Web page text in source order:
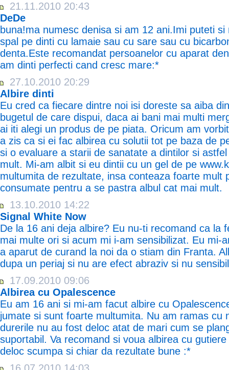
21.11.2010 20:43
DeDe
buna!ma numesc denisa si am 12 ani.Imi puteti
spal pe dinti cu lamaie sau cu sare sau cu
denta.Este recomandat persoanelor cu aparat
am dinti perfecti cand cresc mare:*
27.10.2010 20:29
Albire dinti
Eu cred ca fiecare dintre noi isi doreste sa aiba
bugetul de care dispui, daca ai bani mai multi
ai iti alegi un produs de pe piata. Oricum am
a zis ca si ei fac albirea cu solutii tot pe baza de
si o evaluare a starii de sanatate a dintilor si
mult. Mi-am albit si eu dintii cu un gel de pe
multumita de rezultate, insa conteaza foarte mult
consumate pentru a se pastra albul cat mai mult.
13.10.2010 14:22
Signal White Now
De la 16 ani deja albire? Eu nu-ti recomand ca la
mai multe ori si acum mi i-am sensibilizat. Eu mi-
a aparut de curand la noi da o stiam din Franta.
dupa un periaj si nu are efect abraziv si nu
17.09.2010 09:06
Albirea cu Opalescence
Eu am 16 ani si mi-am facut albire cu
jumate si sunt foarte multumita. Nu am ramas cu
durerile nu au fost deloc atat de mari cum se
suportabil. Va recomand si voua albirea cu
deloc scumpa si chiar da rezultate bune :*